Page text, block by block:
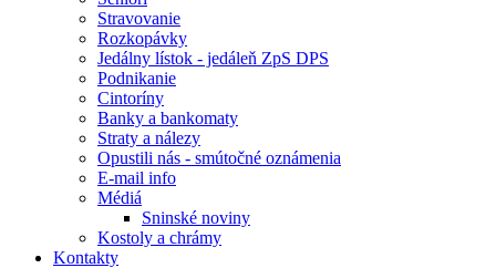
Stravovanie
Rozkopávky
Jedálny lístok - jedáleň ZpS DPS
Podnikanie
Cintoríny
Banky a bankomaty
Straty a nálezy
Opustili nás - smútočné oznámenia
E-mail info
Médiá
Sninské noviny
Kostoly a chrámy
Kontakty